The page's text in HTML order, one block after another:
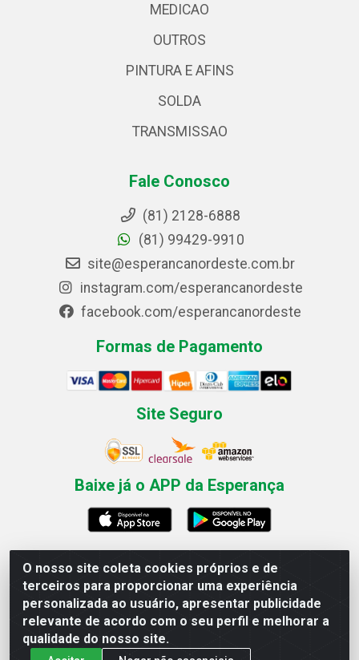
O nosso site coleta cookies próprios e de
terceiros para proporcionar uma experiência
personalizada ao usuário, apresentar publicidade
relevante de acordo com o seu perfil e melhorar a
qualidade do nosso site.
MEDICAO
OUTROS
PINTURA E AFINS
SOLDA
TRANSMISSAO
Fale Conosco
(81) 2128-6888
(81) 99429-9910
site@esperancanordeste.com.br
instagram.com/esperancanordeste
facebook.com/esperancanordeste
Formas de Pagamento
Site Seguro
Baixe já o APP da Esperança
Esperança Nordeste - Rua Professor Caldas Filho, 291 -
Estância - Recife / PE CEP: 50771-335 - CNPJ
03.666.136/0001-23